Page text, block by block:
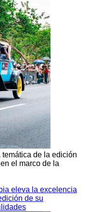
de la edición
el marco de la
eleva la excelencia
de su